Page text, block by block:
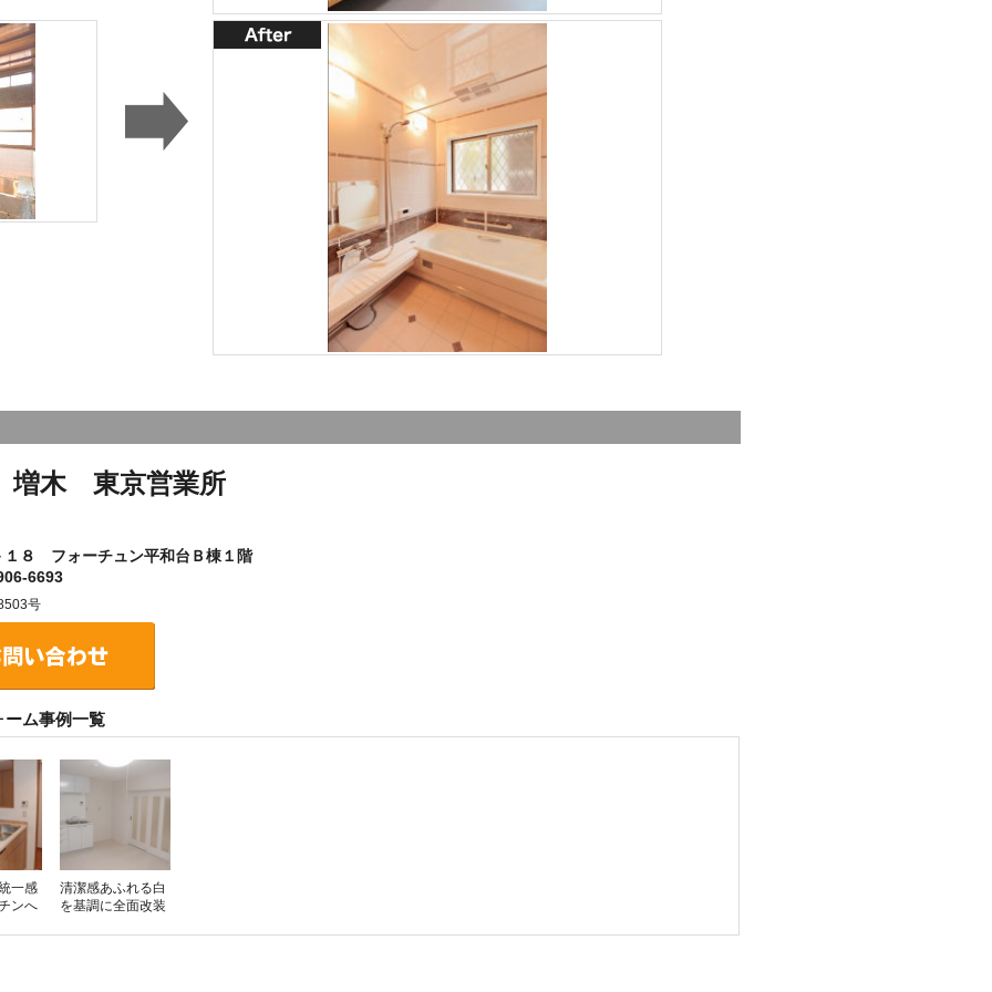
増木 東京営業所
１８ フォーチュン平和台Ｂ棟１階
6693
号
ム事例一覧
一感
ンへ
清潔感あふれる白
を基調に全面改装